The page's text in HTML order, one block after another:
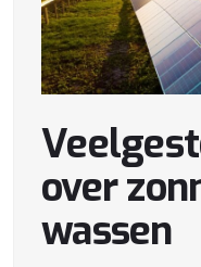
over
wassen